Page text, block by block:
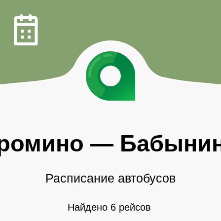
—
Расписание автобусов
Найдено 6 рейсов